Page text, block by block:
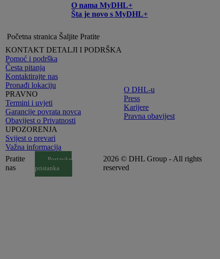
O nama MyDHL+
Šta je novo s MyDHL+
Početna stranica Šaljite Pratite
KONTAKT DETALJI I PODRŠKA
Pomoć i podrška
Česta pitanja
Kontaktirajte nas
Pronađi lokaciju
PRAVNO
Termini i uvjeti
Garancije povrata novca
Obavijest o Privatnosti
UPOZORENJA
Svijest o prevari
Važna informacija
O DHL-u
Press
Karijere
Pravna obavijest
Pratite
nas
Postavke
pristanka
2026 © DHL Group - All rights
reserved